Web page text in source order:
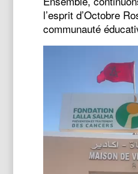
l’esprit d’Octobre
communauté